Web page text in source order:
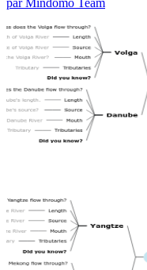
par Mindomo Team